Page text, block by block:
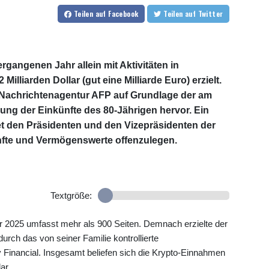
Teilen auf Facebook Teilen auf Twitter
Jahr allein mit Aktivitäten in
Dollar (gut eine Milliarde Euro) erzielt.
AFP auf Grundlage der am
der Einkünfte des 80-Jährigen hervor. Ein
den Präsidenten und den Vizepräsidenten der
und Vermögenswerte offenzulegen.
Textgröße:
2025 umfasst mehr als 900 Seiten. Demnach erzielte der
das von seiner Familie kontrollierte
Insgesamt beliefen sich die Krypto-Einnahmen